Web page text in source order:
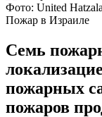
Фото: United
Пожар в Израиле
Семь
пожарных
пожаров